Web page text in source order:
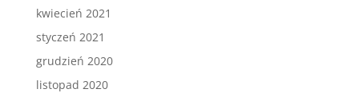
kwiecień 2021
styczeń 2021
grudzień 2020
listopad 2020